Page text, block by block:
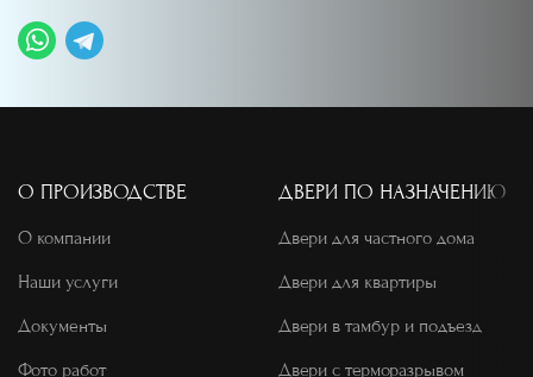
О ПРОИЗВОДСТВЕ
О компании
Наши услуги
Документы
Фото работ
ДВЕРИ ПО НАЗНАЧЕНИЮ
Двери для частного дома
Двери для квартиры
Двери в тамбур и подъезд
Двери с терморазрывом